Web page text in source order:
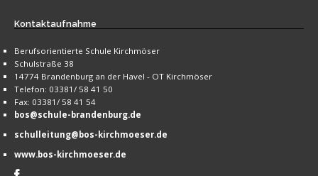
Kontaktaufnahme
Berufsorientierte Schule Kirchmöser
Schulstraße 38
14774 Brandenburg an der Havel - OT Kirchmöser
Telefon: 03381/ 58 41 50
Fax: 03381/ 58 41 54
bos@schule-brandenburg.de
schulleitung@bos-kirchmoeser.de
www.bos-kirchmoeser.de